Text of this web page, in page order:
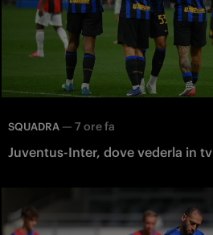
SQUADRA — 7 ore fa
Juventus-Inter, dove vederla in tv